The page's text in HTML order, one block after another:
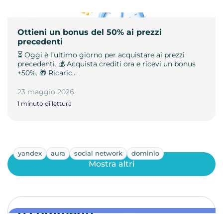
Ottieni un bonus del 50% ai prezzi
precedenti
⏳ Oggi è l’ultimo giorno per acquistare ai prezzi
precedenti. 💰 Acquista crediti ora e ricevi un bonus
+50%. 🎁 Ricaric…
23 maggio 2026
1 minuto di lettura
yandex aura social network dominio
Mostra altri